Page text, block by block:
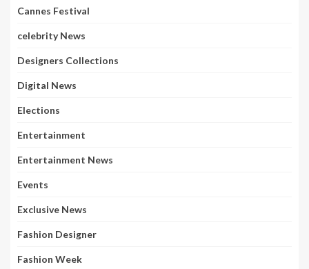
Cannes Festival
celebrity News
Designers Collections
Digital News
Elections
Entertainment
Entertainment News
Events
Exclusive News
Fashion Designer
Fashion Week